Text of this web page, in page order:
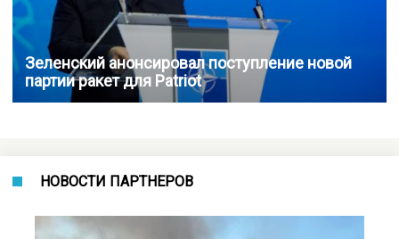
Зеленский анонсировал поступление новой
партии ракет для Patriot
НОВОСТИ ПАРТНЕРОВ